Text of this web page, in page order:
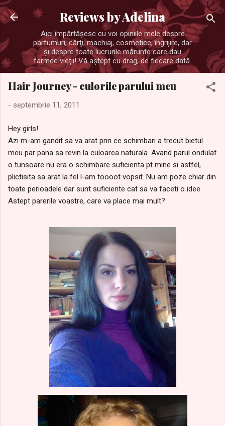
Treceți la conținutul principal
Reviews by Adelina
Aici împărtăşesc cu voi opiniile mele despre
parfumuri, cărţi, machiaj, cosmetice, îngrijire, dar
şi despre toate lucrurile mărunte care dau
farmec vieţii! Vă aştept cu drag, de fiecare dată.
Hair Journey - culorile parului meu
- septembrie 11, 2011
Hey girls!
Azi m-am gandit sa va arat prin ce schimbari a trecut bietul
meu par pana sa revin la culoarea naturala. Avand parul ondulat
o tunsoare nu era o schimbare suficienta pt mine si astfel,
plictisita sa arat la fel l-am toooot vopsit. Nu am poze chiar din
toate perioadele dar sunt suficiente cat sa va faceti o idee.
Astept parerile voastre, care va place mai mult?